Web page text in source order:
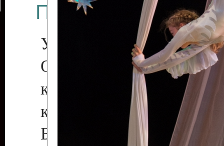
Приднестровского
Участники фестиваля:
Образцовый
коллектив
культуры с.
Бендеры ,